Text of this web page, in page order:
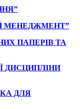
МЕНЕДЖМЕНТ”
ПАПЕРІВ ТА
ДИСЦИПЛІНИ
ДЛЯ